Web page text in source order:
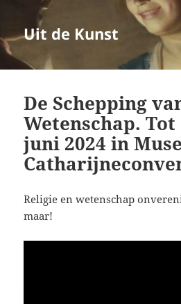
Uit de Kunst
De Schepping
Wetenschap.
juni 2024 in
Religie en wetenschap
maar!